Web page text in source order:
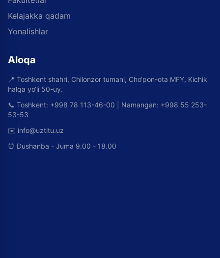
Kelajakka qadam
Yonalishlar
Aloqa
📍 Toshkent shahri, Chilonzor tumani, Cho‘pon-ota MFY, Kichik
halqa yo‘li 50-uy.
📞 Toshkent: +998 78 113-46-00 | Namangan: +998 55 253-
53-53
✉️ info@uztitu.uz
⏰ Dushanba - Juma 9.00 - 18.00